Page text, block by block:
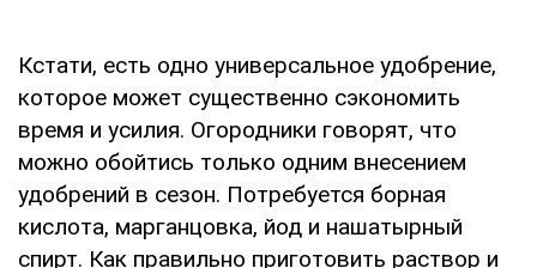
Кстати, есть одно универсальное удобрение,
которое может существенно сэкономить
время и усилия. Огородники говорят, что
можно обойтись только одним внесением
удобрений в сезон. Потребуется борная
кислота, марганцовка, йод и нашатырный
спирт. Как правильно приготовить раствор и